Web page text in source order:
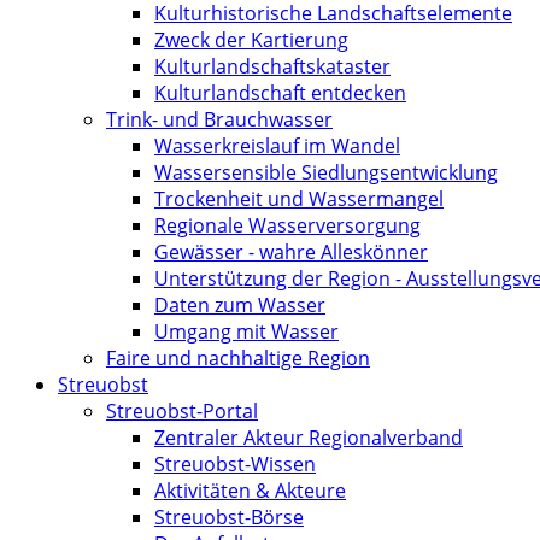
Kultur­historische Landschafts­elemente
Zweck der Kartierung
Kultur­landschafts­kataster
Kulturlandschaft entdecken
Trink- und Brauchwasser
Wasserkreislauf im Wandel
Wassersensible Siedlungsentwicklung
Trockenheit und Wassermangel
Regionale Wasserversorgung
Gewässer - wahre Alleskönner
Unterstützung der Region -
Daten zum Wasser
Umgang mit Wasser
Faire und nachhaltige Region
Streuobst
Streuobst-Portal
Zentraler Akteur Regionalverband
Streuobst-Wissen
Aktivitäten & Akteure
Streuobst-Börse